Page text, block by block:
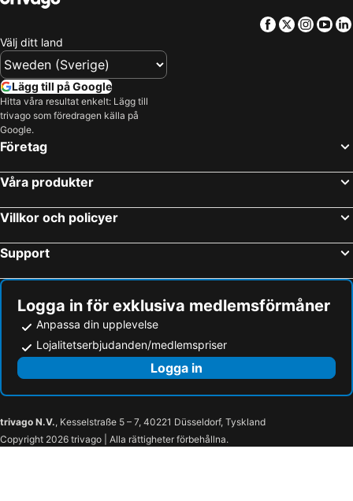
Facebook
Twitter
Välj ditt land
Lägg till på Google
Hitta våra resultat enkelt: Lägg till
trivago som föredragen källa på
Google.
Företag
Våra produkter
Villkor och policyer
Support
Logga in för exklusiva medlemsförmåner
Anpassa din upplevelse
Lojalitetserbjudanden/medlemspriser
Logga in
trivago N.V., Kesselstraße 5 – 7, 40221 Düsseldorf, Tyskland
Copyright 2026 trivago | Alla rättigheter förbehållna.